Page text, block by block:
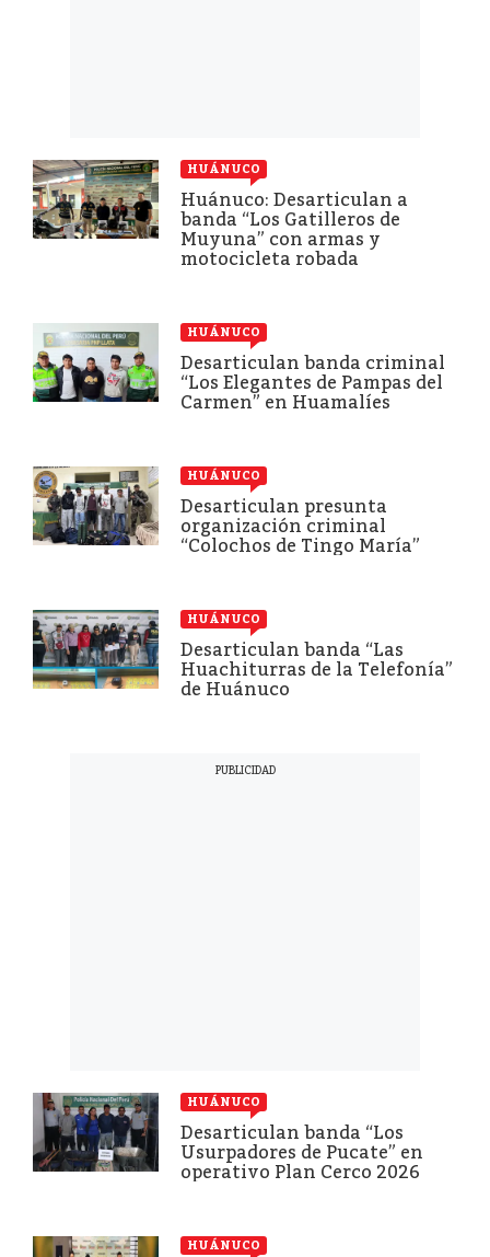
HUÁNUCO
Huánuco: Desarticulan a
banda “Los Gatilleros de
Muyuna” con armas y
motocicleta robada
HUÁNUCO
Desarticulan banda criminal
“Los Elegantes de Pampas del
Carmen” en Huamalíes
HUÁNUCO
Desarticulan presunta
organización criminal
“Colochos de Tingo María”
HUÁNUCO
Desarticulan banda “Las
Huachiturras de la Telefonía”
de Huánuco
HUÁNUCO
Desarticulan banda “Los
Usurpadores de Pucate” en
operativo Plan Cerco 2026
HUÁNUCO